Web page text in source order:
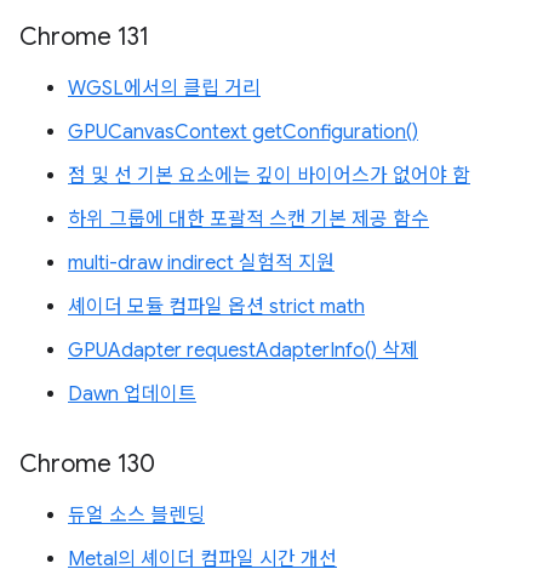
Chrome 131
WGSL에서의 클립 거리
GPUCanvasContext getConfiguration()
점 및 선 기본 요소에는 깊이 바이어스가 없어야 함
하위 그룹에 대한 포괄적 스캔 기본 제공 함수
multi-draw indirect 실험적 지원
셰이더 모듈 컴파일 옵션 strict math
GPUAdapter requestAdapterInfo() 삭제
Dawn 업데이트
Chrome 130
듀얼 소스 블렌딩
Metal의 셰이더 컴파일 시간 개선